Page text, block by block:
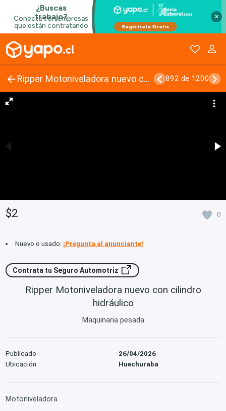
×
Ripper Motoniveladora nuevo con cilindro hidráulico 892 de 1200
$2 0
Nuevo o usado: ¡Pregunta al anunciante!
Contrata tu Seguro Automotriz
Ripper Motoniveladora nuevo con cilindro
hidráulico
Maquinaria pesada
Publicado
26/04/2026
Ubicación
Huechuraba
Motoniveladora